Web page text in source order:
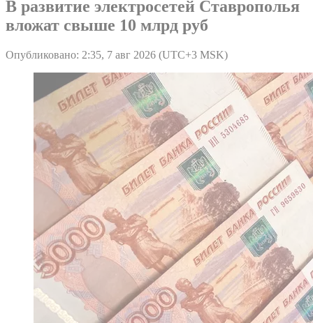
В развитие электросетей Ставрополья
вложат свыше 10 млрд руб
Опубликовано: 2:35, 7 авг 2026 (UTC+3 MSK)